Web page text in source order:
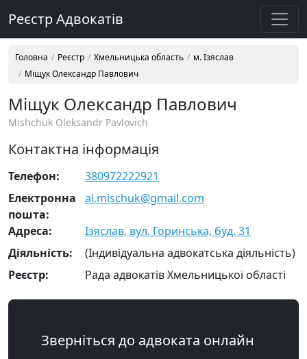
Реєстр Адвокатів
Головна Реєстр Хмельницька область
м. Ізяслав
Міщук Олександр Павлович
Міщук Олександр Павлович
Mishchuk Oleksandr Pavlovich
Контактна інформація
Телефон:
380972222921
Електронна
пошта:
al.mischuk@gmail.com
Адреса:
Ізяслав, вул. Горинська, буд. 31
Діяльність:
(Індивідуальна адвокатська діяльність)
Реєстр:
Рада адвокатів Хмельницької області
Зверніться до адвоката онлайн